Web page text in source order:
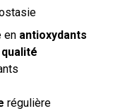
en antioxydants
régulière